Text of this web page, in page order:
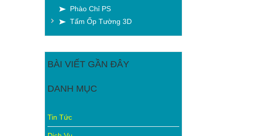
Phào Chỉ PS
Tấm Ốp Tường 3D
BÀI VIẾT GẦN ĐÂY
DANH MỤC
Tin Tức